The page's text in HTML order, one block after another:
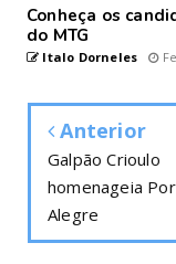
Conheça os
do MTG
Italo Dorneles
Anterior
Galpão Crioulo
homenageia
Alegre